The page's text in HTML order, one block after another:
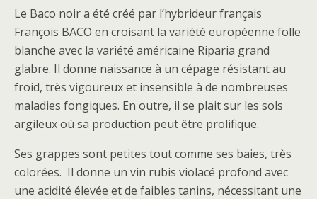
Le Baco noir a été créé par l’hybrideur français
François BACO en croisant la variété européenne folle
blanche avec la variété américaine Riparia grand
glabre. Il donne naissance à un cépage résistant au
froid, très vigoureux et insensible à de nombreuses
maladies fongiques. En outre, il se plait sur les sols
argileux où sa production peut être prolifique.
Ses grappes sont petites tout comme ses baies, très
colorées. Il donne un vin rubis violacé profond avec
une acidité élevée et de faibles tanins, nécessitant une